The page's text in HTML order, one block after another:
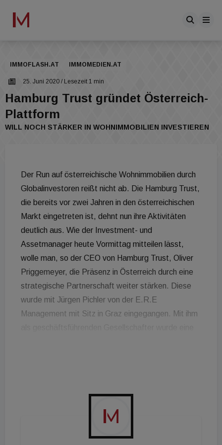
IMMOFLASH.AT IMMOMEDIEN.AT
25. Juni 2020 / Lesezeit 1 min
Hamburg Trust gründet Österreich-
Plattform
WILL NOCH STÄRKER IN WOHNIMMOBILIEN INVESTIEREN
Der Run auf österreichische Wohnimmobilien durch
Globalinvestoren reißt nicht ab. Die Hamburg Trust,
die bereits vor zwei Jahren in den österreichischen
Markt eingetreten ist, dehnt nun ihre Aktivitäten
deutlich aus. Wie der Investment- und
Assetmanager heute Vormittag mitteilen lässt,
wolle man, so der CEO von Hamburg Trust, Oliver
Priggemeyer, die Präsenz in Österreich durch eine
strategische Partnerschaft weiter stärken. Diese
wurde mit Jürgen Pichler von der E.R.E
Management mit Sitz in Graz eingegangen. Mit ihm
immoflash bereits berichtet hatte, das Wohnprojekt
„Wohnen beim Storchengrund“ von der UBM und
zwei Bauteile des Quartier 4 in Graz von C&P
Immobilien. Erst im Februar hatte die Hamburg